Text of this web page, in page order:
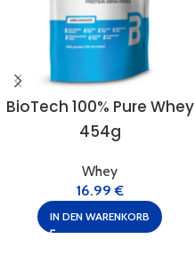
BioTech 100% Pure Whey
454g
Whey
16.99€
IN DEN WARENKORB